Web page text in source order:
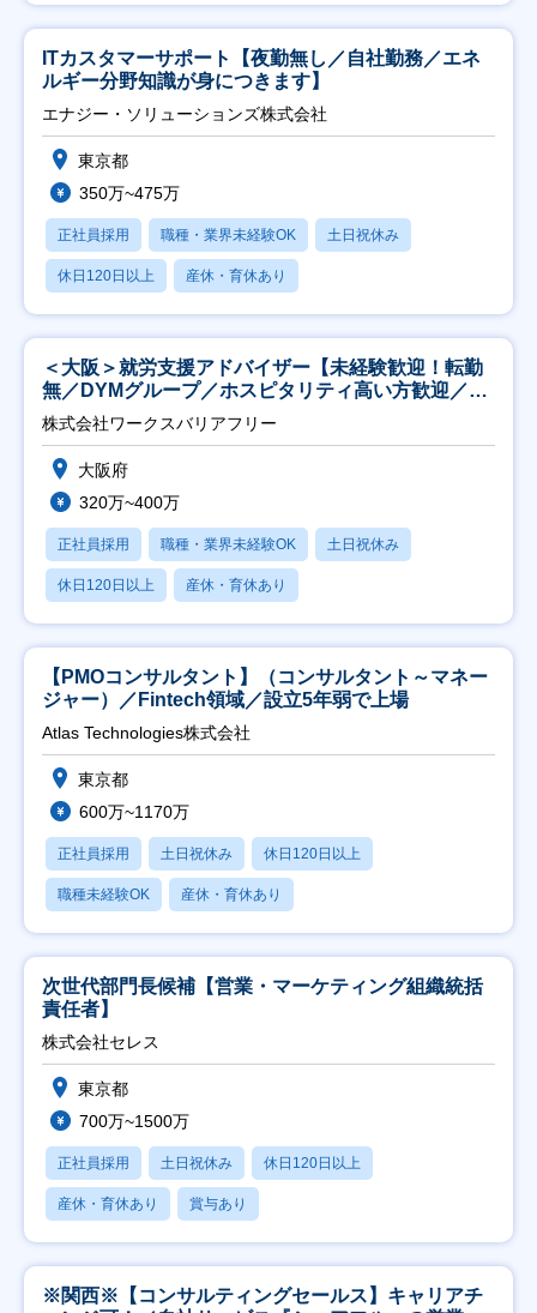
ITカスタマーサポート【夜勤無し／自社勤務／エネ
ルギー分野知識が身につきます】
エナジー・ソリューションズ株式会社
東京都
350万~475万
正社員採用 職種・業界未経験OK 土日祝休み
休日120日以上 産休・育休あり
＜大阪＞就労支援アドバイザー【未経験歓迎！転勤
無／DYMグループ／ホスピタリティ高い方歓迎／土
日祝】
株式会社ワークスバリアフリー
大阪府
320万~400万
正社員採用 職種・業界未経験OK 土日祝休み
休日120日以上 産休・育休あり
【PMOコンサルタント】（コンサルタント～マネー
ジャー）／Fintech領域／設立5年弱で上場
Atlas Technologies株式会社
東京都
600万~1170万
正社員採用 土日祝休み 休日120日以上
職種未経験OK 産休・育休あり
次世代部門長候補【営業・マーケティング組織統括
責任者】
株式会社セレス
東京都
700万~1500万
正社員採用 土日祝休み 休日120日以上
産休・育休あり 賞与あり
※関西※【コンサルティングセールス】キャリアチ